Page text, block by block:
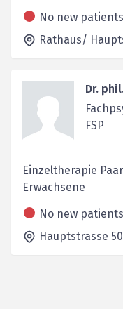
No new patients
Rathaus/
Dr.
FSP
Einzeltherapie
Erwachsene
No new patients
Hauptstrasse